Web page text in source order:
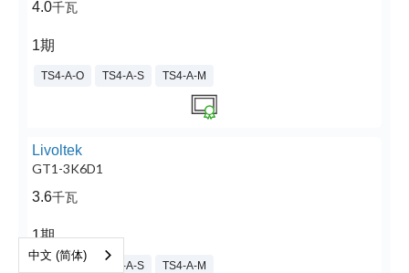
4.0千瓦
1期
TS4-A-O TS4-A-S TS4-A-M
Livoltek
GT1-3K6D1
3.6千瓦
1期
TS4-A-O TS4-A-S TS4-A-M
中文 (简体)